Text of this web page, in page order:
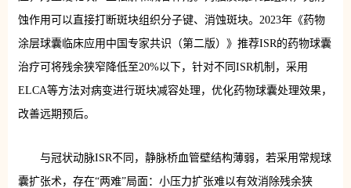
蚀作用可以直接打断斑块组织分子键、消蚀斑块。2023年《药物
涂层球囊临床应用中国专家共识（第二版）》推荐ISR的药物球囊
治疗可将残余狭窄降低至20%以下，针对不同ISR机制，采用
ELCA等方法对病变进行斑块减容处理，优化药物球囊处理效果，
改善远期预后。
与冠状动脉ISR不同，静脉桥血管壁结构薄弱，若采用常规球
囊扩张术，存在“两难”局面：小压力扩张难以有效消除残余狭